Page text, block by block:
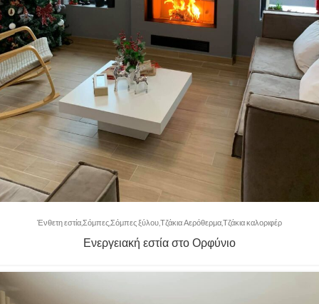
Ένθετη εστίαΣόμπεςΣόμπες ξύλουΤζάκια ΑερόθερμαΤζάκια καλοριφέρ
Ενεργειακή εστία στο Ορφύνιο